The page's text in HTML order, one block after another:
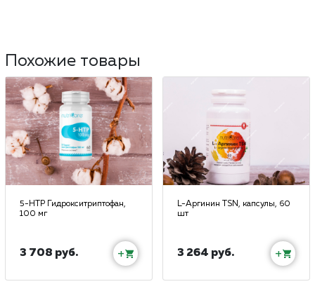
Похожие товары
5-HTP Гидрокситриптофан,
100 мг
3 708 руб. +
L-Аргинин TSN, капсулы, 60
шт
3 264 руб. +